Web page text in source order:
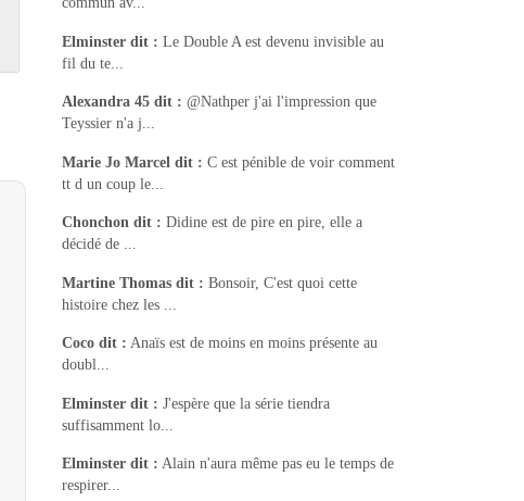
Elminster dit : Le Double A est devenu invisible au
fil du te...
Alexandra 45 dit : @Nathper j'ai l'impression que
Teyssier n'a j...
Marie Jo Marcel dit : C est pénible de voir comment
tt d un coup le...
Chonchon dit : Didine est de pire en pire, elle a
décidé de ...
Martine Thomas dit : Bonsoir, C'est quoi cette
histoire chez les ...
Coco dit : Anaïs est de moins en moins présente au
doubl...
Elminster dit : J'espère que la série tiendra
suffisamment lo...
Elminster dit : Alain n'aura même pas eu le temps de
respirer...